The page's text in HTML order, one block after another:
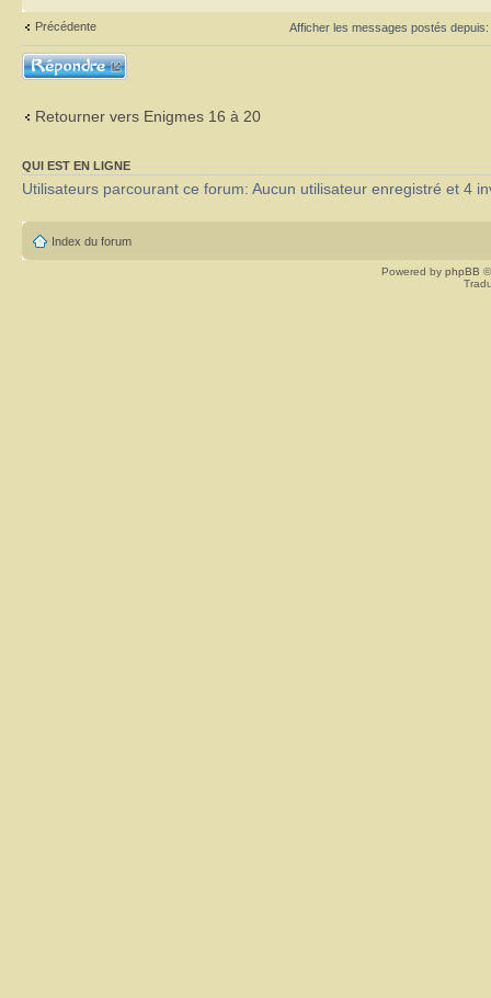
Précédente Afficher les messages postés depuis:
Répondre
Retourner vers Enigmes 16 à 20
QUI EST EN LIGNE
Utilisateurs parcourant ce forum: Aucun utilisateur enregistré et 4
Index du forum
Powered by phpBB